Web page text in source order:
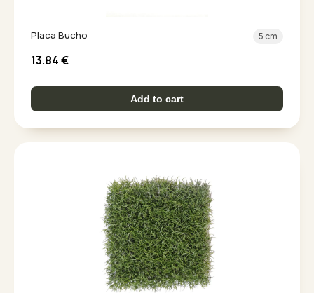
Placa Bucho 5 cm
13.84€
Add to cart